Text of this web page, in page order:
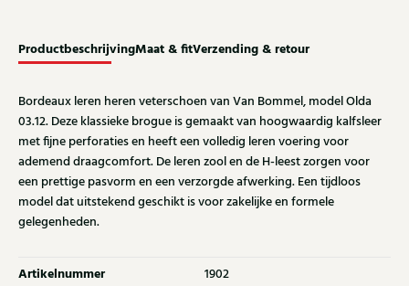
ProductbeschrijvingMaat & fitVerzending & retour
Bordeaux leren heren veterschoen van Van Bommel, model Olda
03.12. Deze klassieke brogue is gemaakt van hoogwaardig kalfsleer
met fijne perforaties en heeft een volledig leren voering voor
ademend draagcomfort. De leren zool en de H-leest zorgen voor
een prettige pasvorm en een verzorgde afwerking. Een tijdloos
model dat uitstekend geschikt is voor zakelijke en formele
gelegenheden.
Artikelnummer 1902